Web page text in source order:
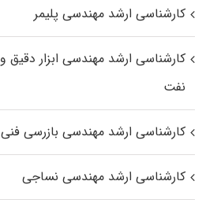
کارشناسی ارشد مهندسی پلیمر
کارشناسی ارشد مهندسی ابزار دقیق
نفت
کارشناسی ارشد مهندسی بازرسی فنی
کارشناسی ارشد مهندسی نساجی